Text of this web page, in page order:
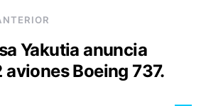
Yakutia anuncia
aviones Boeing 737.